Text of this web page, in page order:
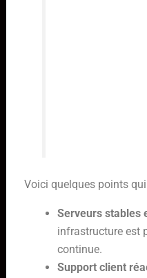
Voici quelques points
Serveurs stables
infrastructure est
continue.
Support client